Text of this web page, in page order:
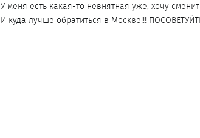
У меня есть какая-то невнятная уже, хочу
И куда лучше обратиться в Москве!!!